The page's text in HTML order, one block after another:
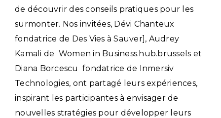
de découvrir des conseils pratiques pour les
surmonter. Nos invitées, Dévi Chanteux
fondatrice de Des Vies à Sauver], Audrey
Kamali de Women in Business.hub.brussels et
Diana Borcescu fondatrice de Inmersiv
Technologies, ont partagé leurs expériences,
inspirant les participantes à envisager de
nouvelles stratégies pour développer leurs